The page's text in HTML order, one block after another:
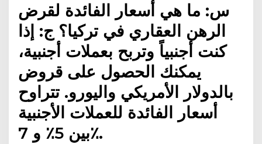
س: ما هي أسعار الفائدة لقرض
الرهن العقاري في تركيا؟ ج: إذا
كنت أجنبياً وتربح بعملات أجنبية،
يمكنك الحصول على قروض
بالدولار الأمريكي واليورو. تتراوح
أسعار الفائدة للعملات الأجنبية
بين 5٪ و 7٪.